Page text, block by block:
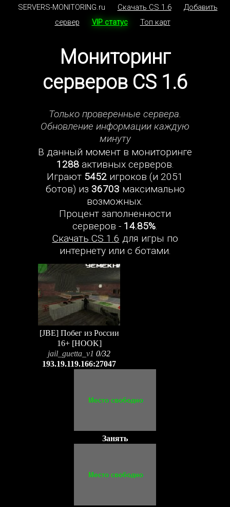
SERVERS-MONITORING.ru Скачать CS 1.6
Добавить
сервер
VIP статус Топ карт
Мониторинг
серверов CS 1.6
Только проверенные сервера.
Обновление информации каждую
минуту
В данный момент в мониторинге
1288активных серверов.
Играют 5452 игроков (и 2051
ботов) из 36703 максимально
возможных.
Процент заполненности
серверов - 14.85%.
Скачать CS 1.6 для игры по
интернету или с ботами.
[JBE] Побег из России
16+ [HOOK]
jail_guetta_v1 0/32
193.19.119.166:27047
Занять